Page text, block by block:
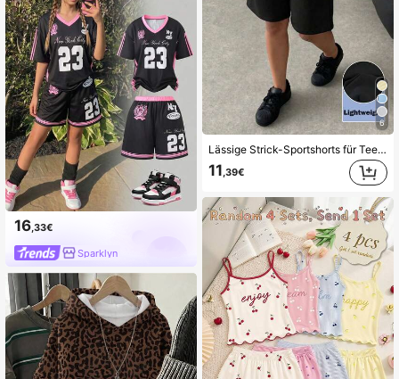
16,33€
Sparklyn
6
Lässige Strick-Sportshorts für Teenager-Mädchen, knielange Outdoor-Shorts, vielseitig für Alltag & Schule, Frühling/Sommer, Schulanfang
11 ,39€